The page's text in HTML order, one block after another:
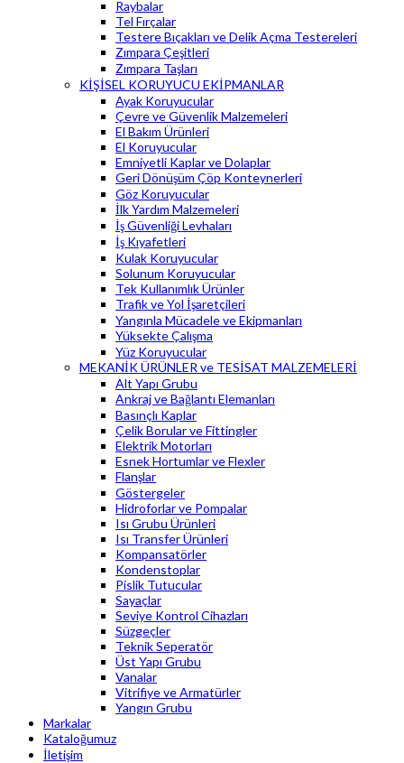
Raybalar
Tel Fırçalar
Testere Bıçakları ve Delik Açma Testereleri
Zımpara Çeşitleri
Zımpara Taşları
KİŞİSEL KORUYUCU EKİPMANLAR
Ayak Koruyucular
Çevre ve Güvenlik Malzemeleri
El Bakım Ürünleri
El Koruyucular
Emniyetli Kaplar ve Dolaplar
Geri Dönüşüm Çöp Konteynerleri
Göz Koruyucular
İlk Yardım Malzemeleri
İş Güvenliği Levhaları
İş Kıyafetleri
Kulak Koruyucular
Solunum Koruyucular
Tek Kullanımlık Ürünler
Trafik ve Yol İşaretçileri
Yangınla Mücadele ve Ekipmanları
Yüksekte Çalışma
Yüz Koruyucular
MEKANİK ÜRÜNLER ve TESİSAT MALZEMELERİ
Alt Yapı Grubu
Ankraj ve Bağlantı Elemanları
Basınçlı Kaplar
Çelik Borular ve Fittingler
Elektrik Motorları
Esnek Hortumlar ve Flexler
Flanşlar
Göstergeler
Hidroforlar ve Pompalar
Isı Grubu Ürünleri
Isı Transfer Ürünleri
Kompansatörler
Kondenstoplar
Pislik Tutucular
Sayaçlar
Seviye Kontrol Cihazları
Süzgeçler
Teknik Seperatör
Üst Yapı Grubu
Vanalar
Vitrifiye ve Armatürler
Yangın Grubu
Markalar
Kataloğumuz
İletişim